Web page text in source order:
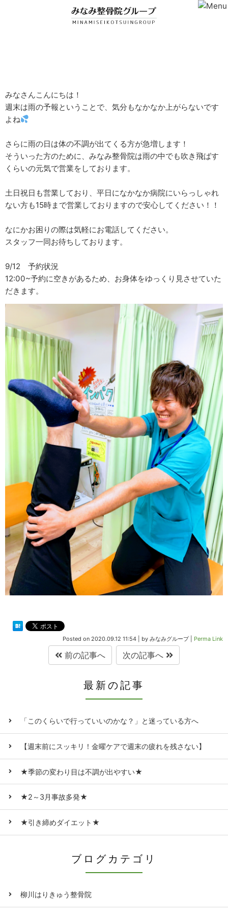
みなさんこんにちは！
週末は雨の予報ということで、気分もなかなか上がらないです
よね
さらに雨の日は体の不調が出てくる方が急増します！
そういった方のために、みなみ整骨院は雨の中でも吹き飛ばす
くらいの元気で営業をしております。
土日祝日も営業しており、平日になかなか病院にいらっしゃれ
ない方も15時まで営業しておりますので安心してください！！
なにかお困りの際は気軽にお電話してください。
スタッフ一同お待ちしております。
9/12 予約状況
12:00~予約に空きがあるため、お身体をゆっくり見させていた
だきます。
Posted on 2020.09.12 11:54 by みなみグループ| Perma Link
前の記事へ 次の記事へ
最新の記事
「このくらいで行っていいのかな？」と迷っている方へ
【週末前にスッキリ！金曜ケアで週末の疲れを残さない】
★季節の変わり目は不調が出やすい★
★2～3月事故多発★
★引き締めダイエット★
ブログカテゴリ
柳川はりきゅう整骨院